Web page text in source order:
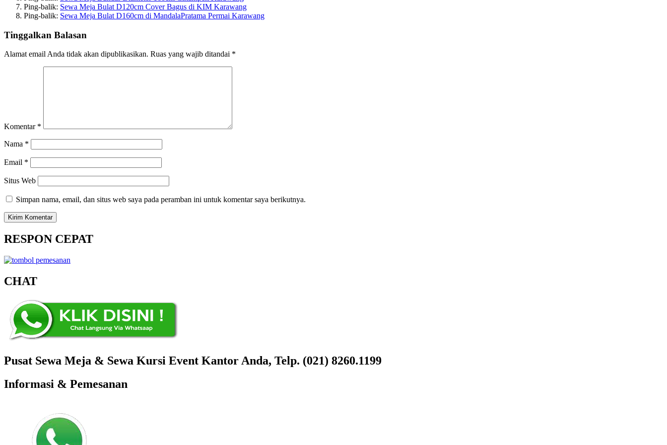
Ping-balik: Sewa Meja Bulat D120cm Cover Bagus di KIM Karawang
Ping-balik: Sewa Meja Bulat D160cm di MandalaPratama Permai Karawang
Tinggalkan Balasan
Alamat email Anda tidak akan dipublikasikan. Ruas yang wajib ditandai *
Komentar *
Nama *
Email *
Situs Web
Simpan nama, email, dan situs web saya pada peramban ini untuk komentar saya berikutnya.
RESPON CEPAT
CHAT
Pusat Sewa Meja & Sewa Kursi Event Kantor Anda, Telp. (021) 8260.1199
Informasi & Pemesanan